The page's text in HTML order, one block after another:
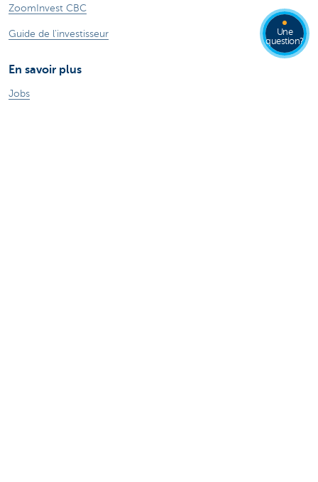
ZoomInvest CBC
Guide de l'investisseur
En savoir plus
Jobs
Une
question?